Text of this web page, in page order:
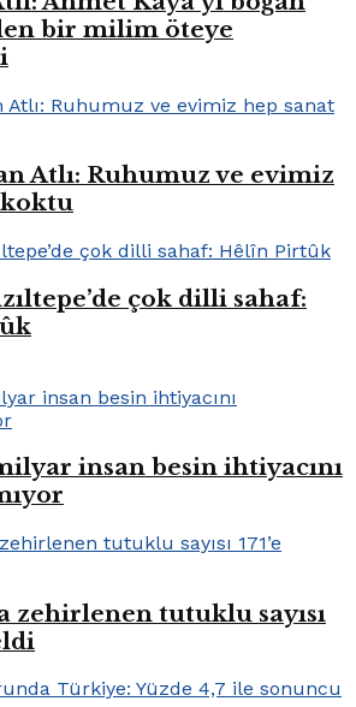
bir milim öteye
Atlı: Ruhumuz ve evimiz
koktu
çok dilli sahaf:
insan besin ihtiyacını
zehirlenen tutuklu sayısı